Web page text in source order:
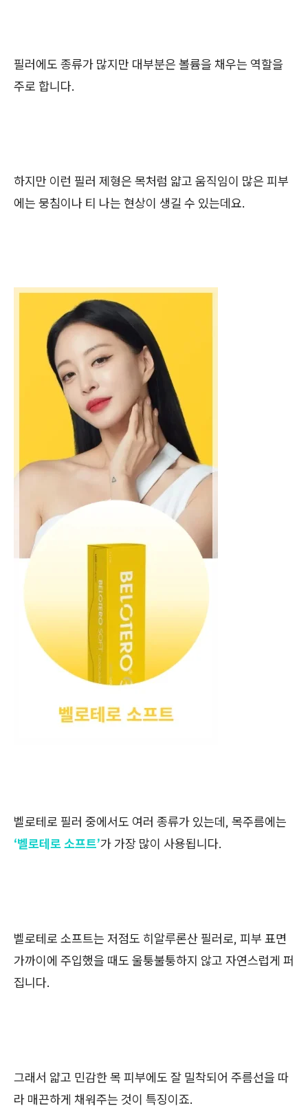
필러에도 종류가 많지만 대부분은 볼륨을 채우는 역할을
주로 합니다.
하지만 이런 필러 제형은 목처럼 얇고 움직임이 많은 피부
에는 뭉침이나 티 나는 현상이 생길 수 있는데요.
벨로테로 필러 중에서도 여러 종류가 있는데, 목주름에는
‘벨로테로 소프트’가 가장 많이 사용됩니다.
벨로테로 소프트는 저점도 히알루론산 필러로, 피부 표면
가까이에 주입했을 때도 울퉁불퉁하지 않고 자연스럽게 퍼
집니다.
그래서 얇고 민감한 목 피부에도 잘 밀착되어 주름선을 따
라 매끈하게 채워주는 것이 특징이죠.